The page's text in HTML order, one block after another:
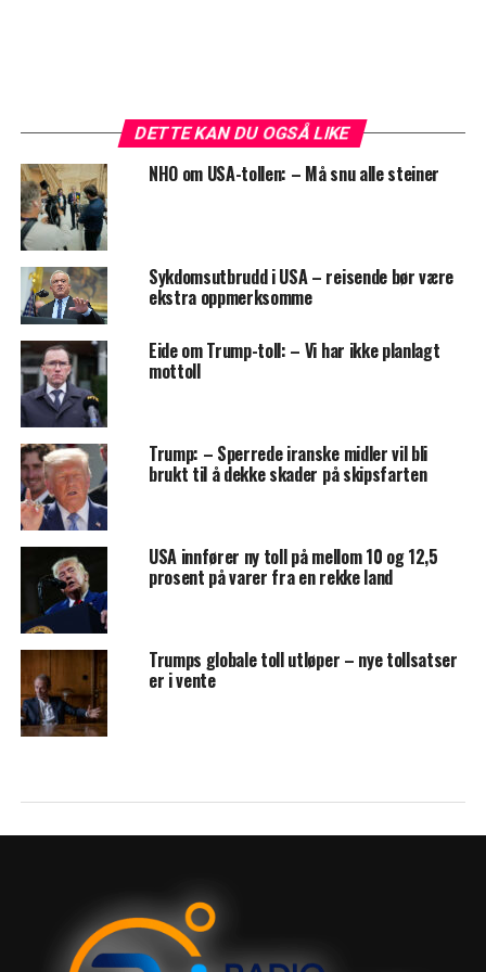
DETTE KAN DU OGSÅ LIKE
NHO om USA-tollen: – Må snu alle steiner
Sykdomsutbrudd i USA – reisende bør være
ekstra oppmerksomme
Eide om Trump-toll: – Vi har ikke planlagt
mottoll
Trump: – Sperrede iranske midler vil bli
brukt til å dekke skader på skipsfarten
USA innfører ny toll på mellom 10 og 12,5
prosent på varer fra en rekke land
Trumps globale toll utløper – nye tollsatser
er i vente